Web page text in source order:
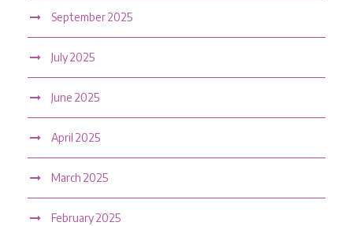
September 2025
July 2025
June 2025
April 2025
March 2025
February 2025